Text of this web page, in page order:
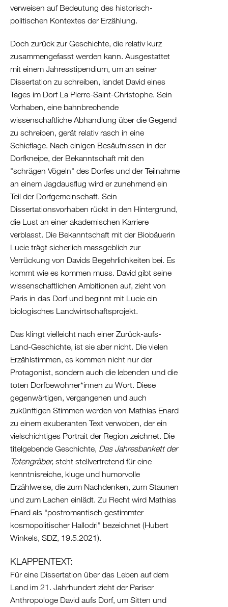
verweisen auf Bedeutung des historisch-
politischen Kontextes der Erzählung.
Doch zurück zur Geschichte, die relativ kurz
zusammengefasst werden kann. Ausgestattet
mit einem Jahresstipendium, um an seiner
Dissertation zu schreiben, landet David eines
Tages im Dorf La Pierre-Saint-Christophe. Sein
Vorhaben, eine bahnbrechende
wissenschaftliche Abhandlung über die Gegend
zu schreiben, gerät relativ rasch in eine
Schieflage. Nach einigen Besäufnissen in der
Dorfkneipe, der Bekanntschaft mit den
"schrägen Vögeln" des Dorfes und der Teilnahme
an einem Jagdausflug wird er zunehmend ein
Teil der Dorfgemeinschaft. Sein
Dissertationsvorhaben rückt in den Hintergrund,
die Lust an einer akademischen Karriere
verblasst. Die Bekanntschaft mit der Biobäuerin
Lucie trägt sicherlich massgeblich zur
Verrückung von Davids Begehrlichkeiten bei. Es
kommt wie es kommen muss. David gibt seine
wissenschaftlichen Ambitionen auf, zieht von
Paris in das Dorf und beginnt mit Lucie ein
biologisches Landwirtschaftsprojekt.
Das klingt vielleicht nach einer Zurück-aufs-
Land-Geschichte, ist sie aber nicht. Die vielen
Erzählstimmen, es kommen nicht nur der
Protagonist, sondern auch die lebenden und die
toten Dorfbewohner*innen zu Wort. Diese
gegenwärtigen, vergangenen und auch
zukünftigen Stimmen werden von Mathias Enard
zu einem exuberanten Text verwoben, der ein
vielschichtiges Portrait der Region zeichnet. Die
titelgebende Geschichte, Das Jahresbankett der
Totengräber, steht stellvertretend für eine
kenntnisreiche, kluge und humorvolle
Erzählweise, die zum Nachdenken, zum Staunen
und zum Lachen einlädt. Zu Recht wird Mathias
Enard als "postromantisch gestimmter
kosmopolitischer Hallodri" bezeichnet (Hubert
Winkels, SDZ, 19.5.2021).
KLAPPENTEXT:
Für eine Dissertation über das Leben auf dem
Land im 21. Jahrhundert zieht der Pariser
Anthropologe David aufs Dorf, um Sitten und